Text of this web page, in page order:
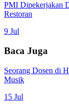
PMI Dipekerjakan
Restoran
9 Jul
Baca Juga
Seorang Dosen di
Musik
15 Jul